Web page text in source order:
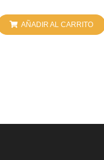
AÑADIR AL CARRITO